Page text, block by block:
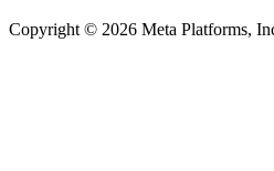
Copyright © 2026 Meta Platforms,